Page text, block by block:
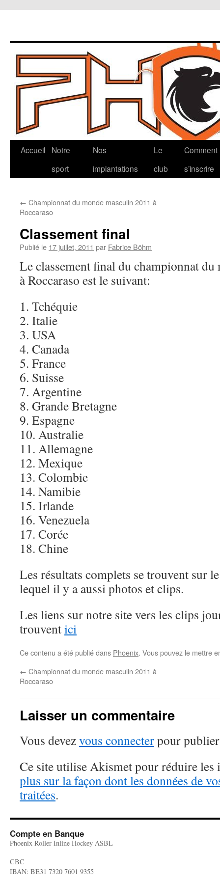
Aller
Accueil
Notre
sport
Nos
implantations
Le
club
Comment
s’inscrire
← Championnat du monde masculin 2011 à
Roccaraso
Classement final
Publié le 17 juillet, 2011 par Fabrice Böhm
Le classement final du championnat
à Roccaraso est le suivant:
1. Tchéquie
2. Italie
3. USA
4. Canada
5. France
6. Suisse
7. Argentine
8. Grande Bretagne
9. Espagne
10. Australie
11. Allemagne
12. Mexique
13. Colombie
14. Namibie
15. Irlande
16. Venezuela
17. Corée
18. Chine
Les résultats complets se trouvent sur
lequel il y a aussi photos et clips.
Les liens sur notre site vers les clips
trouventici
Ce contenu a été publié dans Phoenix. Vous pouvez le mettre
← Championnat du monde masculin 2011 à
Roccaraso
Laisser un commentaire
Vous devezvous connecterpour
Ce site utilise Akismet pour réduire les
plus sur la façon dont les données de
traitées.
Compte en Banque
Phoenix Roller Inline Hockey ASBL
CBC
IBAN: BE31 7320 7601 9355